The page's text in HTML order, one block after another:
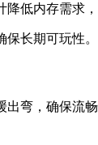
低内存需求，
长期可玩性。
弯，确保流畅